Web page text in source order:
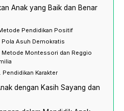
Anak yang Baik dan Benar
Pendidikan Positif
Pola Asuh Demokratis
Metode Montessori dan Reggio
Pendidikan Karakter
dengan Kasih Sayang dan